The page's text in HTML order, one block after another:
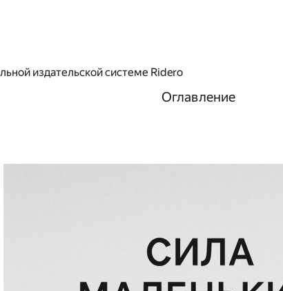
издательской системе Ridero
Оглавление